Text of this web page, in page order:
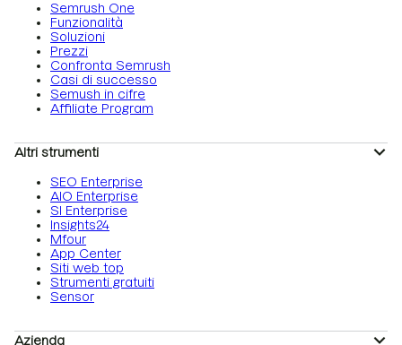
Semrush One
Funzionalità
Soluzioni
Prezzi
Confronta Semrush
Casi di successo
Semush in cifre
Affiliate Program
Altri strumenti
SEO Enterprise
AIO Enterprise
SI Enterprise
Insights24
Mfour
App Center
Siti web top
Strumenti gratuiti
Sensor
Azienda